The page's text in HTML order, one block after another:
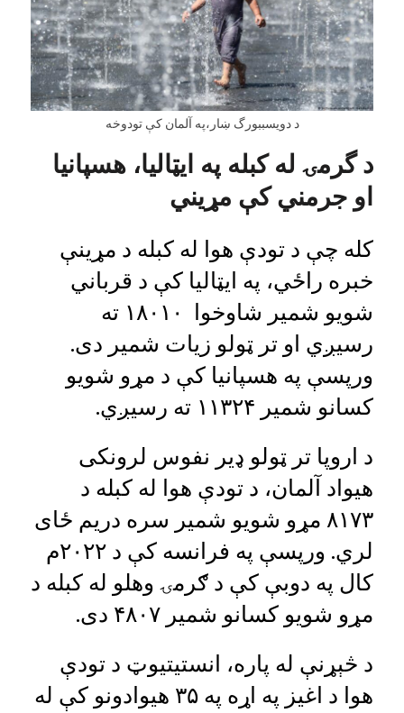
د دویسببورگ ښار،په آلمان کې تودوخه
د گرمۍ له کبله په ایټالیا، هسپانيا
او جرمني کې مړیني
کله چې د تودې هوا له کبله د مړینې
خبره راځي، په ایټالیا کې د قرباني
شویو شمير شاوخوا ۱۸۰۱۰ ته
رسیږي او تر ټولو زيات شمير دی.
ورپسې په هسپانيا کې د مړو شویو
کسانو شمير ۱۱۳۲۴ ته رسیږي.
د اروپا تر ټولو ډير نفوس لرونکی
هیواد آلمان، د تودې هوا له کبله د
۸۱۷۳ مړو شويو شمير سره دریم ځای
لري. ورپسې په فرانسه کې د ۲۰۲۲م
کال په دوبې کې د ګرمۍ وهلو له کبله د
مړو شويو کسانو شمير ۴۸۰۷ دی.
د څېړنې له پاره، انستیتیوټ د تودې
هوا د اغيز په اړه په ۳۵ هیوادونو کې له